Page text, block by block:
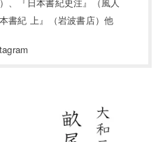
書紀 上』（岩波書店）他